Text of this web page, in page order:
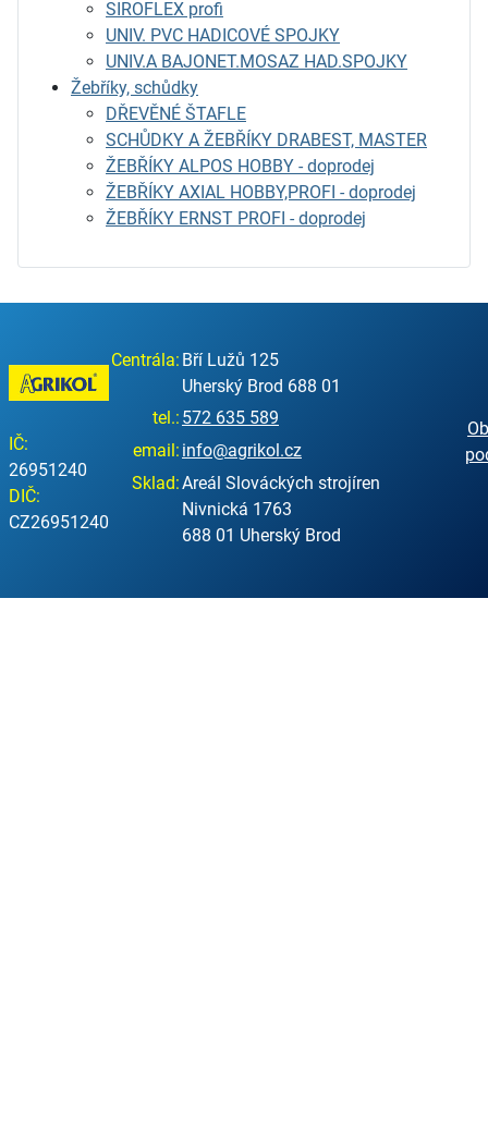
SIROFLEX profi
UNIV. PVC HADICOVÉ SPOJKY
UNIV.A BAJONET.MOSAZ HAD.SPOJKY
Žebříky, schůdky
DŘEVĚNÉ ŠTAFLE
SCHŮDKY A ŽEBŘÍKY DRABEST, MASTER
ŽEBŘÍKY ALPOS HOBBY - doprodej
ŽEBŘÍKY AXIAL HOBBY,PROFI - doprodej
ŽEBŘÍKY ERNST PROFI - doprodej
IČ:
26951240
DIČ:
CZ26951240
Centrála: Bří Lužů 125
Uherský Brod 688 01
tel.: 572 635 589
email: info@agrikol.cz
Sklad:Areál Slováckých strojíren
Nivnická 1763
688 01 Uherský Brod